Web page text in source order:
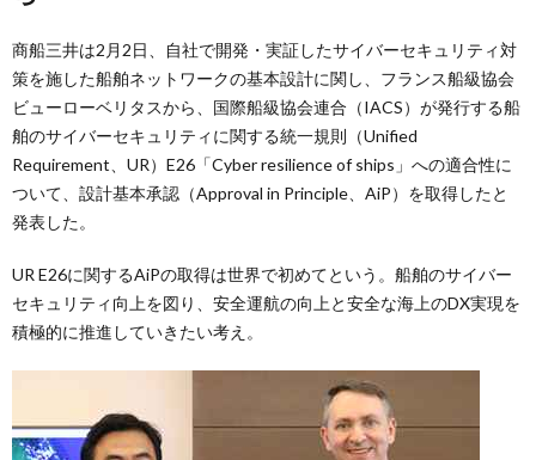
商船三井は2月2日、自社で開発・実証したサイバーセキュリティ対
策を施した船舶ネットワークの基本設計に関し、フランス船級協会
ビューローベリタスから、国際船級協会連合（IACS）が発行する船
舶のサイバーセキュリティに関する統一規則（Unified
Requirement、UR）E26「Cyber resilience of ships」への適合性に
ついて、設計基本承認（Approval in Principle、AiP）を取得したと
発表した。
UR E26に関するAiPの取得は世界で初めてという。船舶のサイバー
セキュリティ向上を図り、安全運航の向上と安全な海上のDX実現を
積極的に推進していきたい考え。